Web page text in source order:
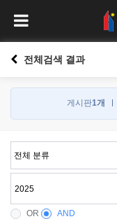
전체검색 결과
게시판1개
OR AND